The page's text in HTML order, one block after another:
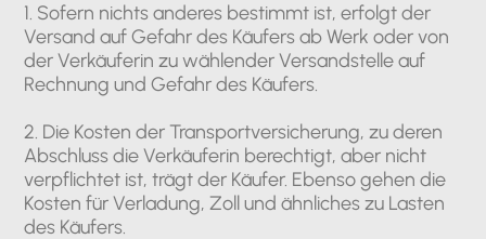
1. Sofern nichts anderes bestimmt ist, erfolgt der
Versand auf Gefahr des Käufers ab Werk oder von
der Verkäuferin zu wählender Versandstelle auf
Rechnung und Gefahr des Käufers.
2. Die Kosten der Transportversicherung, zu deren
Abschluss die Verkäuferin berechtigt, aber nicht
verpflichtet ist, trägt der Käufer. Ebenso gehen die
Kosten für Verladung, Zoll und ähnliches zu Lasten
des Käufers.